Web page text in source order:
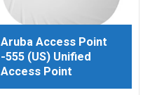
Aruba Access Point
-555 (US) Unified
Access Point